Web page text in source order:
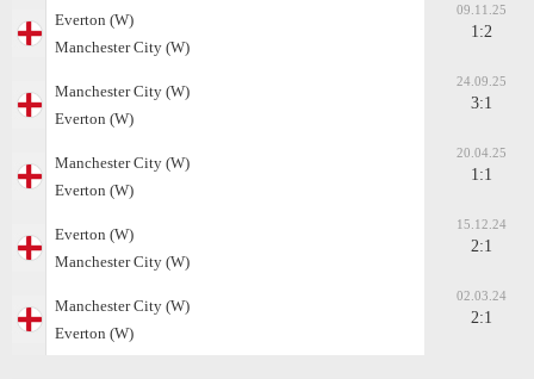
Everton (W)
Manchester City (W)
09.11.25
1:2
Manchester City (W)
Everton (W)
24.09.25
3:1
Manchester City (W)
Everton (W)
20.04.25
1:1
Everton (W)
Manchester City (W)
15.12.24
2:1
Manchester City (W)
Everton (W)
02.03.24
2:1